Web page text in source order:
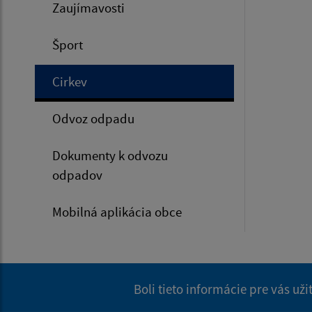
Zaujímavosti
Šport
Cirkev
Odvoz odpadu
Dokumenty k odvozu
odpadov
Mobilná aplikácia obce
Boli tieto informácie pre vás